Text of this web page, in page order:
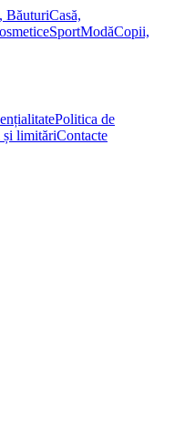
BăuturiCasă,
SportModăCopii,
Politica de
limităriContacte